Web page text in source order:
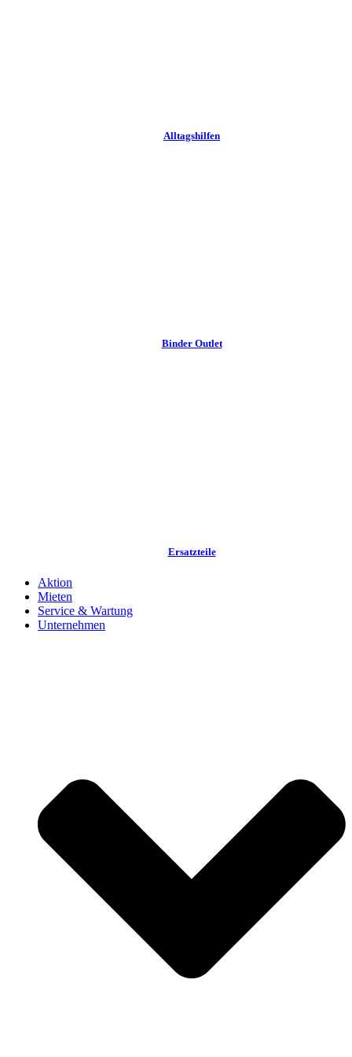
Alltags­hilfen
Binder Outlet
Ersatzteile
Aktion
Mieten
Service & Wartung
Unternehmen